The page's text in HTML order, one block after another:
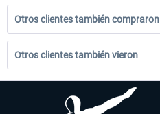
Otros clientes también compraron
Otros clientes también vieron